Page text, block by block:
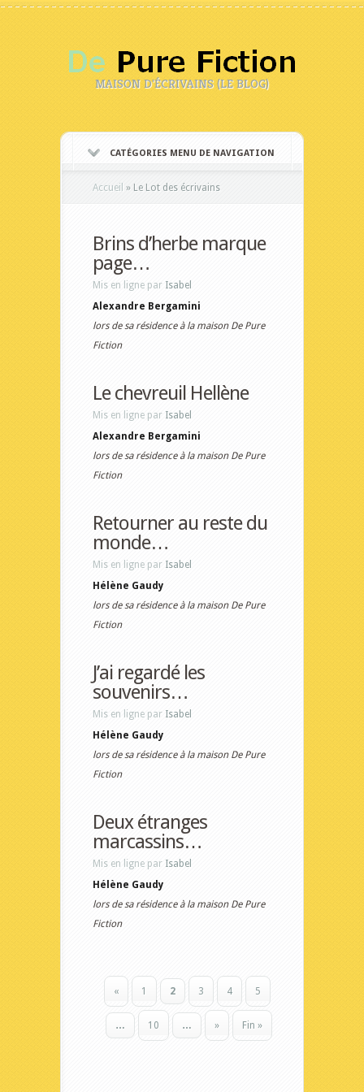
MAISON D'ÉCRIVAINS (LE BLOG)
CATÉGORIES MENU DE NAVIGATION
Accueil » Le Lot des écrivains
Brins d’herbe marque
page…
Mis en ligne par Isabel
Alexandre Bergamini
lors de sa résidence à la maison De Pure
Fiction
Le chevreuil Hellène
Mis en ligne par Isabel
Alexandre Bergamini
lors de sa résidence à la maison De Pure
Fiction
Retourner au reste du
monde…
Mis en ligne par Isabel
Hélène Gaudy
lors de sa résidence à la maison De Pure
Fiction
J’ai regardé les
souvenirs…
Mis en ligne par Isabel
Hélène Gaudy
lors de sa résidence à la maison De Pure
Fiction
Deux étranges
marcassins…
Mis en ligne par Isabel
Hélène Gaudy
lors de sa résidence à la maison De Pure
Fiction
« 1 2 3 4 5
… 10 … » Fin »